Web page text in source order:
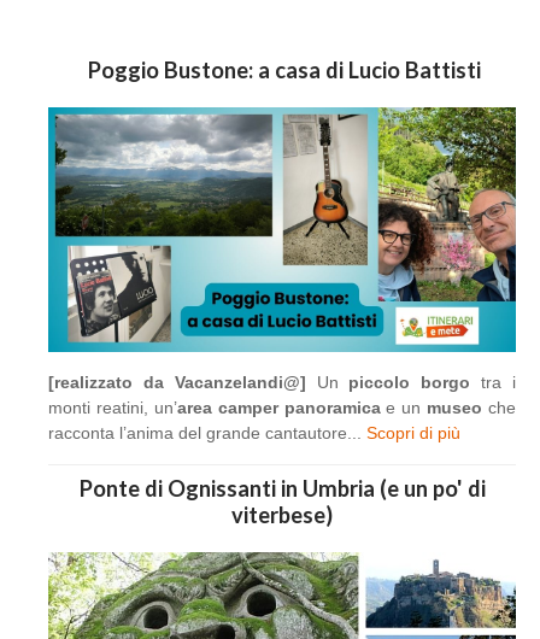
Poggio Bustone: a casa di Lucio Battisti
[realizzato da Vacanzelandi@] Un piccolo borgo tra i
monti reatini, un’area camper panoramicae un museo che
racconta l’anima del grande cantautore... Scopri di più
Ponte di Ognissanti in Umbria (e un po' di
viterbese)